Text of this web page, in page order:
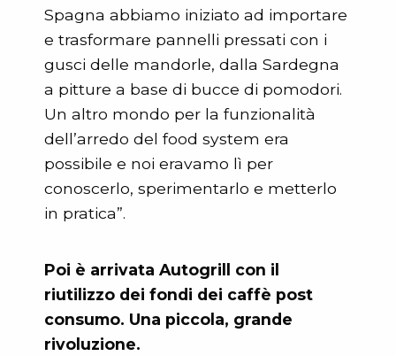
Spagna abbiamo iniziato ad importare
e trasformare pannelli pressati con i
gusci delle mandorle, dalla Sardegna
a pitture a base di bucce di pomodori.
Un altro mondo per la funzionalità
dell’arredo del food system era
possibile e noi eravamo lì per
conoscerlo, sperimentarlo e metterlo
in pratica”.
Poi è arrivata Autogrill con il
riutilizzo dei fondi dei caffè post
consumo. Una piccola, grande
rivoluzione.